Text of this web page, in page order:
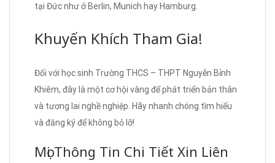
tại Đức như ở Berlin, Munich hay Hamburg.
Khuyến Khích Tham Gia!
Đối với học sinh Trường THCS – THPT Nguyễn Bỉnh
Khiêm, đây là một cơ hội vàng để phát triển bản thân
và tương lai nghề nghiệp. Hãy nhanh chóng tìm hiểu
và đăng ký để không bỏ lỡ!
Mọi Thông Tin Chi Tiết Xin Liên